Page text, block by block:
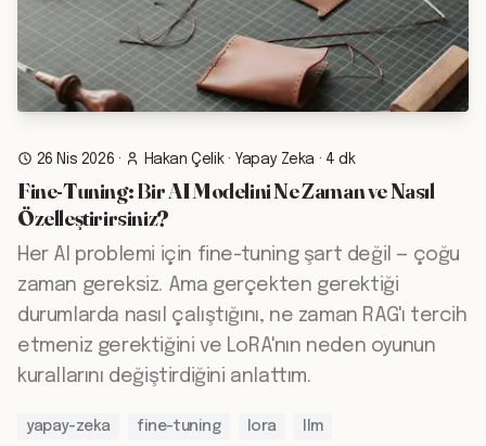
26 Nis 2026 · Hakan Çelik· Yapay Zeka · 4 dk
Fine-Tuning: Bir AI Modelini Ne Zaman ve Nasıl
Özelleştirirsiniz?
Her AI problemi için fine-tuning şart değil — çoğu
zaman gereksiz. Ama gerçekten gerektiği
durumlarda nasıl çalıştığını, ne zaman RAG'ı tercih
etmeniz gerektiğini ve LoRA'nın neden oyunun
kurallarını değiştirdiğini anlattım.
yapay-zeka fine-tuning lora llm